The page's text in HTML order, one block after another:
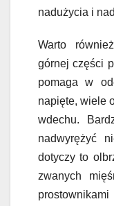
nadużycia i
Warto
górnej części
pomaga w
napięte, wiele
wdechu.
nadwyrężyć
dotyczy to
zwanych